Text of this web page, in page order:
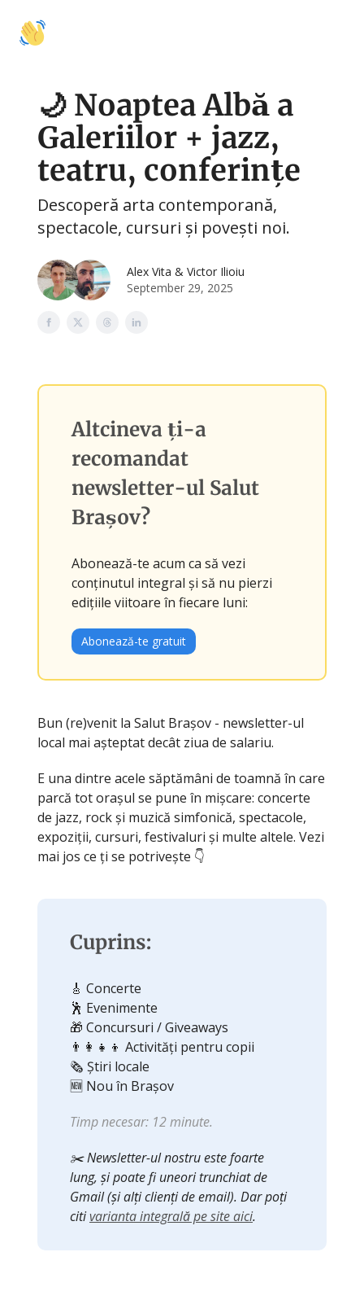
🌙 Noaptea Albă a
Galeriilor + jazz,
teatru, conferințe
Descoperă arta contemporană,
spectacole, cursuri și povești noi.
Alex Vita & Victor Ilioiu
September 29, 2025
Altcineva ți-a
recomandat
newsletter-ul Salut
Brașov?
Abonează-te acum ca să vezi
conținutul integral și să nu pierzi
edițiile viitoare în fiecare luni:
Abonează-te gratuit
Bun (re)venit la Salut Brașov - newsletter-ul
local mai așteptat decât ziua de salariu.
E una dintre acele săptămâni de toamnă în care
parcă tot orașul se pune în mișcare: concerte
de jazz, rock și muzică simfonică, spectacole,
expoziții, cursuri, festivaluri și multe altele. Vezi
mai jos ce ți se potrivește 👇
Cuprins:
🎸 Concerte
🕺 Evenimente
🎁 Concursuri / Giveaways
👨‍👩‍👧‍👦 Activități pentru copii
🗞️ Știri locale
🆕 Nou în Brașov
Timp necesar: 12 minute.
✂️ Newsletter-ul nostru este foarte
lung, și poate fi uneori trunchiat de
Gmail (și alți clienți de email). Dar poți
citivarianta integrală pe site aici.